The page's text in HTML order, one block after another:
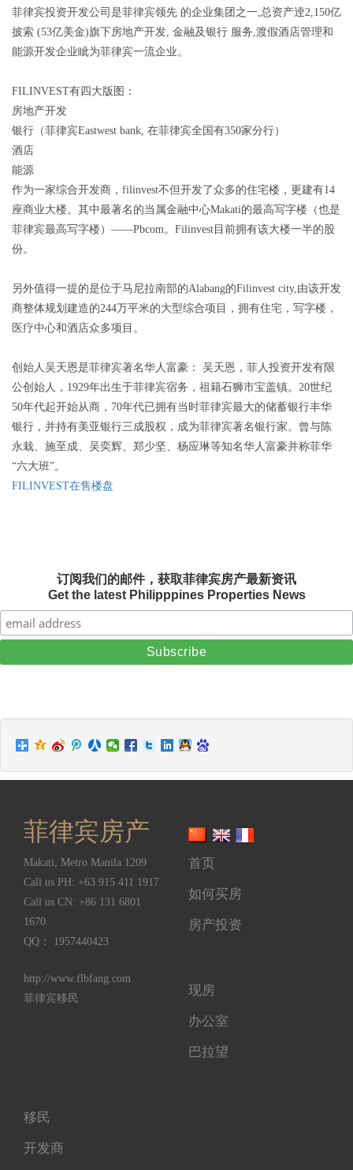
菲律宾投资开发公司是菲律宾领先 的企业集团之一,总资产逹2,150亿
披索 (53亿美金)旗下房地产开发, 金融及银行 服务,渡假酒店管理和
能源开发企业眦为菲律宾一流企业。
FILINVEST有四大版图：
房地产开发
银行（菲律宾Eastwest bank, 在菲律宾全国有350家分行）
酒店
能源
作为一家综合开发商，filinvest不但开发了众多的住宅楼，更建有14
座商业大楼。其中最著名的当属金融中心Makati的最高写字楼（也是
菲律宾最高写字楼）——Pbcom。Filinvest目前拥有该大楼一半的股
份。
另外值得一提的是位于马尼拉南部的Alabang的Filinvest city,由该开发
商整体规划建造的244万平米的大型综合项目，拥有住宅，写字楼，
医疗中心和酒店众多项目。
创始人吴天恩是菲律宾著名华人富豪： 吴天恩，菲人投资开发有限
公创始人，1929年出生于菲律宾宿务，祖籍石狮市宝盖镇。20世纪
50年代起开始从商，70年代已拥有当时菲律宾最大的储蓄银行丰华
银行，并持有美亚银行三成股权，成为菲律宾著名银行家。曾与陈
永栽、施至成、吴奕辉、郑少坚、杨应琳等知名华人富豪并称菲华
“六大班”。
FILINVEST在售楼盘
订阅我们的邮件，获取菲律宾房产最新资讯
Get the latest Philipppines Properties News
菲律宾房产
Makati Metro Manila 1209
Call us PH: +63 915 411 1917
Call us CN: +86 131 6801
1670
QQ： 1957440423
http://www.flbfang.com
菲律宾移民
首页
如何买房
房产投资
现房
办公室
巴拉望
移民
开发商